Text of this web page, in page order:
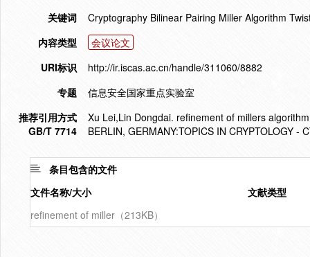
关键词
Cryptography Bilinear Pairing Miller Algorithm
内容类型
会议论文
URI标识
http://ir.iscas.ac.cn/handle/311060/8882
专题
信息安全国家重点实验室
推荐引用方式
GB/T 7714
Xu Lei,Lin Dongdai. refinement of millers
BERLIN, GERMANY:TOPICS IN CRYPTOLOGY -
条目包含的文件
文件名称/大小
文献类型
refinement of miller（213KB）